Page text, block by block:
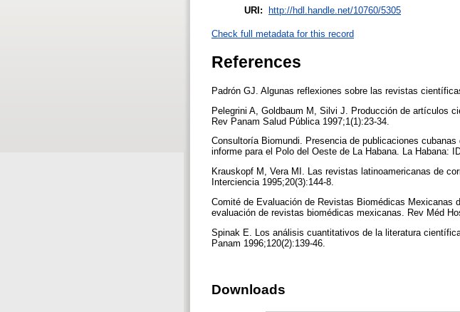
URI: http://hdl.handle.net/10760/5305
Check full metadata for this record
References
Padrón GJ. Algunas reflexiones sobre las revistas
Pelegrini A, Goldbaum M, Silvi J. Producción de artículos
Rev Panam Salud Pública 1997;1(1):23-34.
Consultoría Biomundi. Presencia de publicaciones
informe para el Polo del Oeste de La Habana. La Habana:
Krauskopf M, Vera MI. Las revistas latinoamericanas de
Interciencia 1995;20(3):144-8.
Comité de Evaluación de Revistas Biomédicas Mexicanas
evaluación de revistas biomédicas mexicanas. Rev Méd
Spinak E. Los análisis cuantitativos de la literatura
Panam 1996;120(2):139-46.
Downloads